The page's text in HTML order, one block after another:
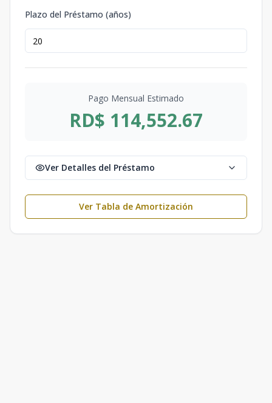
Plazo del Préstamo (años)
Pago Mensual Estimado
RD$ 114,552.67
Ver Detalles del Préstamo
Ver Tabla de Amortización